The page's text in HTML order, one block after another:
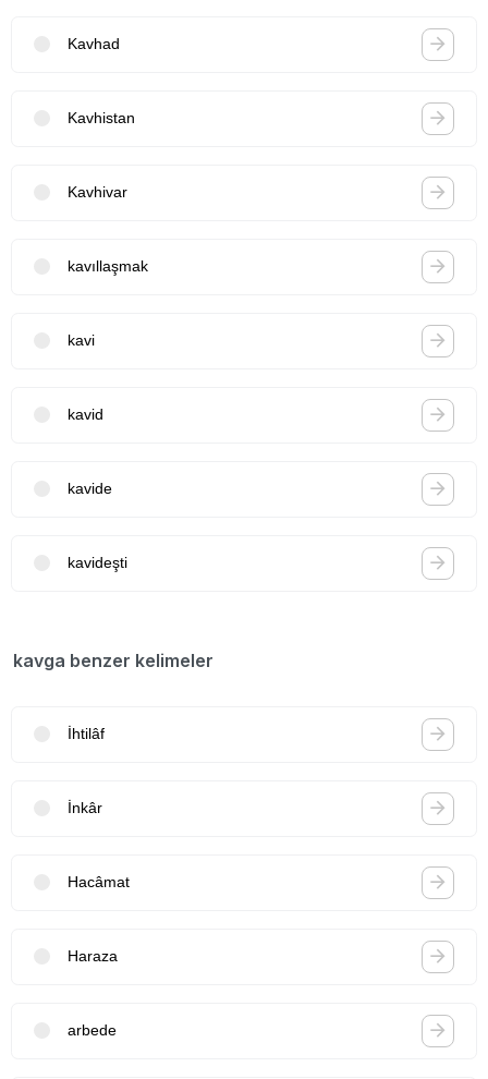
Kavhad
Kavhistan
Kavhivar
kavıllaşmak
kavi
kavid
kavide
kavideşti
kavga benzer kelimeler
İhtilâf
İnkâr
Hacâmat
Haraza
arbede